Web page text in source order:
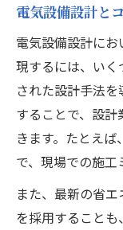
電気設備設計と
電気設備設計に
現するには、いく
された設計手法
することで、設
きます。たとえ
で、現場での施工
また、最新の省
を採用することも